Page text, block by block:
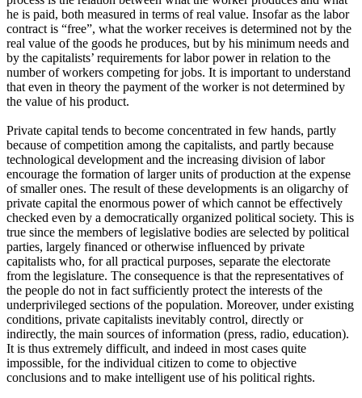
he is paid, both measured in terms of real value. Insofar as the labor
contract is “free”, what the worker receives is determined not by the
real value of the goods he produces, but by his minimum needs and
by the capitalists’ requirements for labor power in relation to the
number of workers competing for jobs. It is important to understand
that even in theory the payment of the worker is not determined by
the value of his product.
Private capital tends to become concentrated in few hands, partly
because of competition among the capitalists, and partly because
technological development and the increasing division of labor
encourage the formation of larger units of production at the expense
of smaller ones. The result of these developments is an oligarchy of
private capital the enormous power of which cannot be effectively
checked even by a democratically organized political society. This is
true since the members of legislative bodies are selected by political
parties, largely financed or otherwise influenced by private
capitalists who, for all practical purposes, separate the electorate
from the legislature. The consequence is that the representatives of
the people do not in fact sufficiently protect the interests of the
underprivileged sections of the population. Moreover, under existing
conditions, private capitalists inevitably control, directly or
indirectly, the main sources of information (press, radio, education).
It is thus extremely difficult, and indeed in most cases quite
impossible, for the individual citizen to come to objective
conclusions and to make intelligent use of his political rights.